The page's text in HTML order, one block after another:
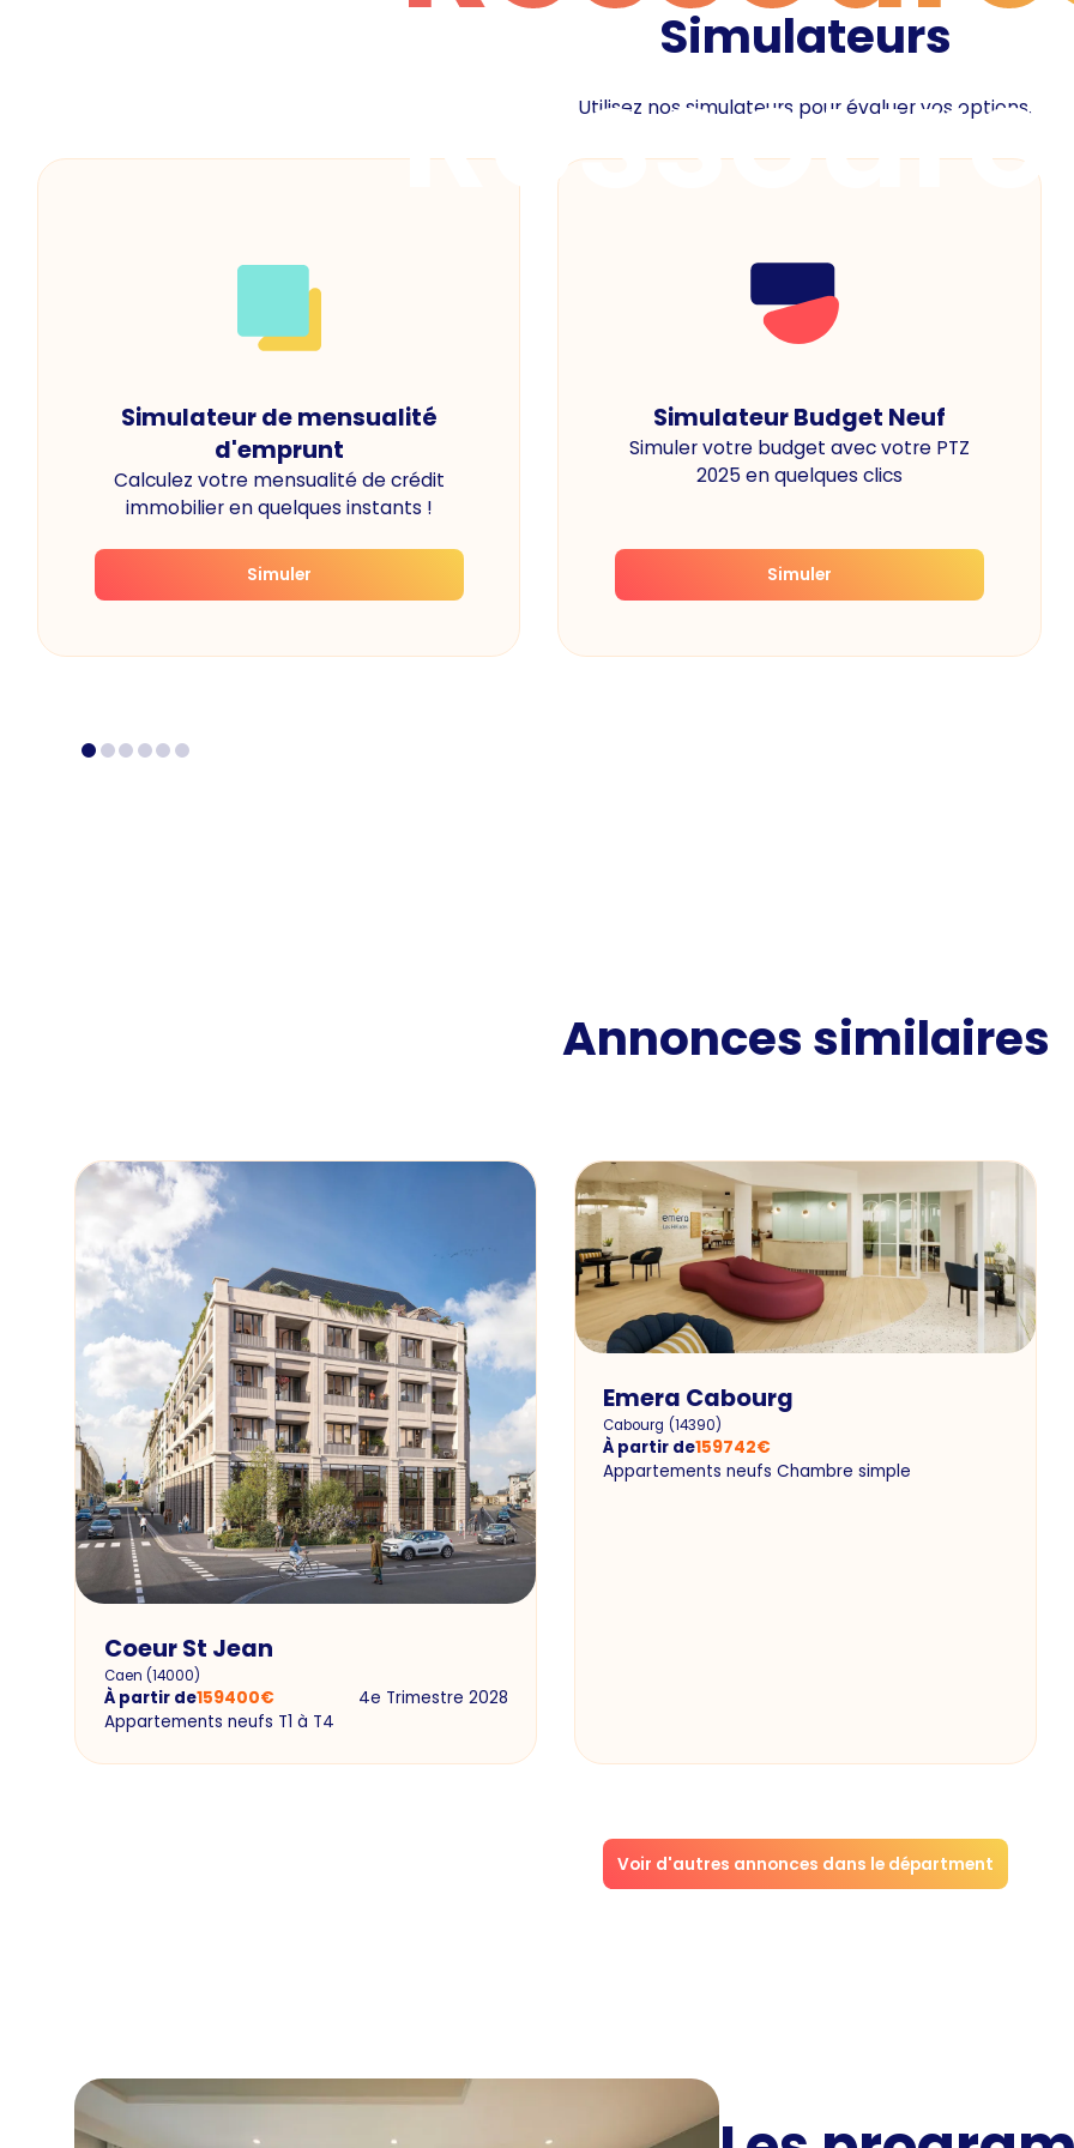
Simulateurs
Utilisez nos simulateurs pour évaluer vos options.
Simulateur de mensualité
d'emprunt
Calculez votre mensualité de crédit
immobilier en quelques instants !
Simuler
Simulateur Budget Neuf
Simuler votre budget avec votre PTZ
2025 en quelques clics
Simuler
Annonces similaires
Coeur St Jean
Caen (14000)
À partir de159400€
4e Trimestre 2028
Appartements neufs T1 à T4
Emera Cabourg
Cabourg (14390)
À partir de159742€
Appartements neufs Chambre simple
Voir d'autres annonces dans le départment